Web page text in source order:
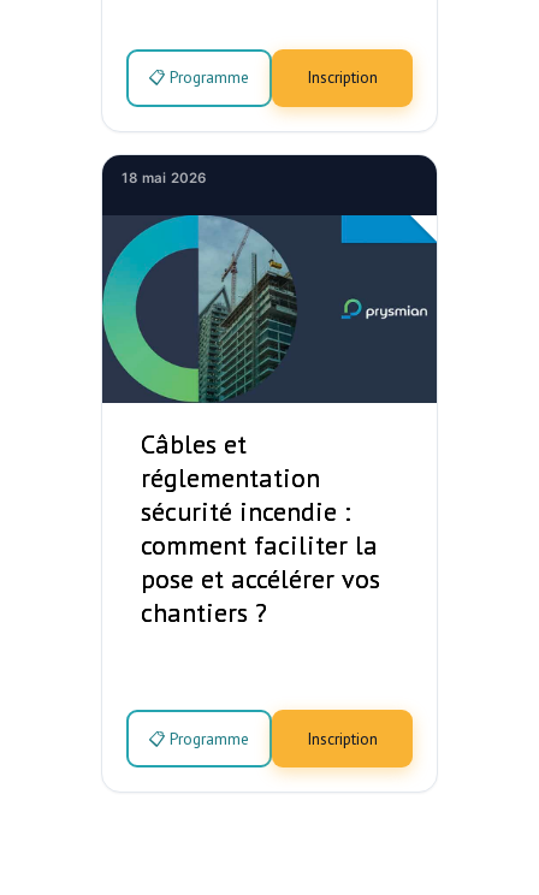
📋 Programme Inscription
18 mai 2026
Câbles et
réglementation
sécurité incendie :
comment faciliter la
pose et accélérer vos
chantiers ?
📋 Programme Inscription